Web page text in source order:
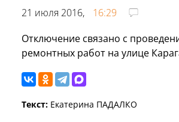
21 июля 2016,
16:29
Отключение связано с
ремонтных работ на улице
Текст: Екатерина ПАДАЛКО